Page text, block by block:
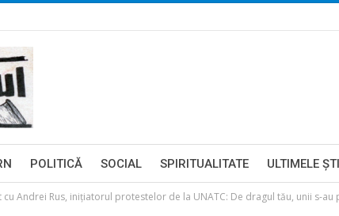
POLITICĂ SOCIAL SPIRITUALITATE ULTIMELE
Andrei Rus, inițiatorul protestelor de la UNATC: De dragul tău, unii s-au